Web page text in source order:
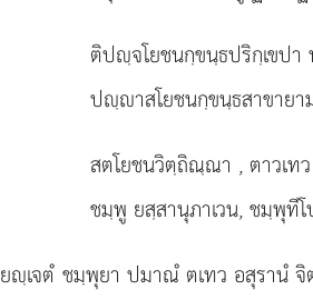
ติปฺจโยชนกฺขนฺธปริกฺเขปา
ปฺาสโยชนกฺขนฺธสาขายา
สตโยชนวิตฺถิณฺณา , ตาวเท
ชมฺพู ยสฺสานุภาเวน, ชมฺพุที
ยฺเจตํ ชมฺพุยา ปมาณํ ตเทว อสุรานํ